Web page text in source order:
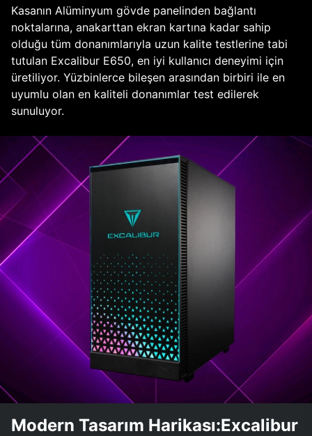
Kasanın Alüminyum gövde panelinden bağlantı
noktalarına, anakarttan ekran kartına kadar sahip
olduğu tüm donanımlarıyla uzun kalite testlerine tabi
tutulan Excalibur E650, en iyi kullanıcı deneyimi için
üretiliyor. Yüzbinlerce bileşen arasından birbiri ile en
uyumlu olan en kaliteli donanımlar test edilerek
sunuluyor.
Modern Tasarım Harikası:Excalibur